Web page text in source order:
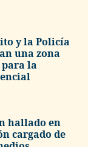
y la Policía
una zona
para la
hallado en
cargado de